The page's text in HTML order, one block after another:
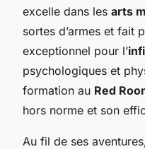
excelle dans les arts
sortes d’armes et fait
exceptionnel pour l’
psychologiques et
formation au Red
hors norme et son
Au fil de ses